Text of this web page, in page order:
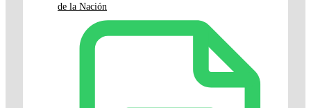
de la Nación